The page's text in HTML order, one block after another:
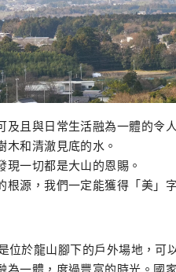
且與日常生活融為一體的令
和清澈見底的水。
一切都是大山的恩賜。
源，我們一定能獲得「美」
位於龍山腳下的戶外場地，可
一體，度過豐富的時光。國